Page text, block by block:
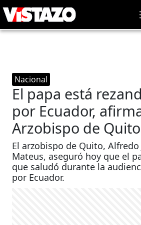
Nacional
El papa está
por Ecuador,
Arzobispo de Quito
El arzobispo de Quito, Alfredo
Mateus, aseguró hoy que el
que saludó durante la
por Ecuador.